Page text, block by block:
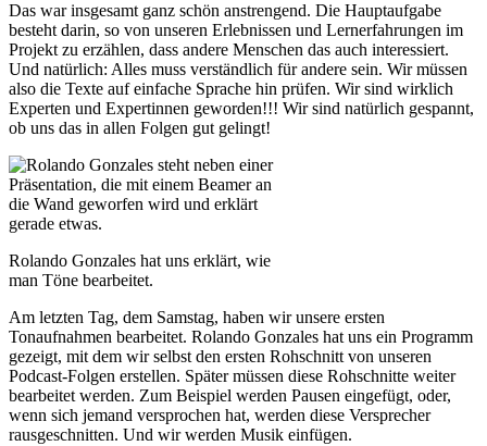
Das war insgesamt ganz schön anstrengend. Die Hauptaufgabe
besteht darin, so von unseren Erlebnissen und Lernerfahrungen im
Projekt zu erzählen, dass andere Menschen das auch interessiert.
Und natürlich: Alles muss verständlich für andere sein. Wir müssen
also die Texte auf einfache Sprache hin prüfen. Wir sind wirklich
Experten und Expertinnen geworden!!! Wir sind natürlich gespannt,
ob uns das in allen Folgen gut gelingt!
Rolando Gonzales hat uns erklärt, wie
man Töne bearbeitet.
Am letzten Tag, dem Samstag, haben wir unsere ersten
Tonaufnahmen bearbeitet. Rolando Gonzales hat uns ein Programm
gezeigt, mit dem wir selbst den ersten Rohschnitt von unseren
Podcast-Folgen erstellen. Später müssen diese Rohschnitte weiter
bearbeitet werden. Zum Beispiel werden Pausen eingefügt, oder,
wenn sich jemand versprochen hat, werden diese Versprecher
rausgeschnitten. Und wir werden Musik einfügen.